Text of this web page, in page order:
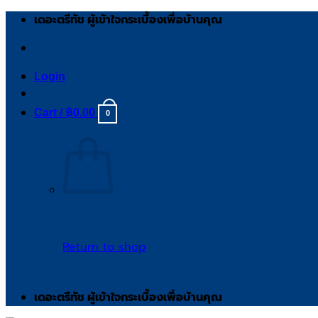
Skip
content
เดอะตรีทัช ผู้เข้าใจกระเบื้องเพื่อบ้านคุณ
Login
Cart / ฿0.00 0
Return to shop
เดอะตรีทัช ผู้เข้าใจกระเบื้องเพื่อบ้านคุณ